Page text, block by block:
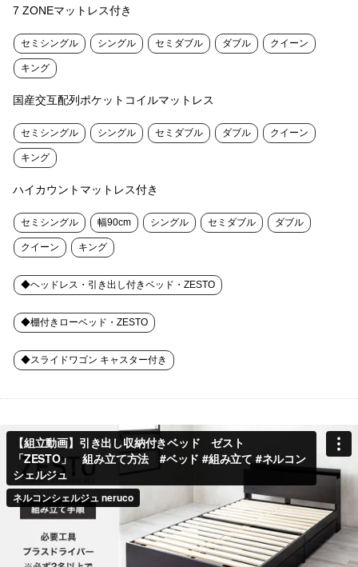
7 ZONEマットレス付き
セミシングル シングル セミダブル ダブル クイーン
キング
国産交互配列ポケットコイルマットレス
セミシングル シングル セミダブル ダブル クイーン
キング
ハイカウントマットレス付き
セミシングル 幅90cm シングル セミダブル ダブル
クイーン キング
◆ヘッドレス・引き出し付きベッド・ZESTO
◆棚付きローベッド・ZESTO
◆スライドワゴン キャスター付き